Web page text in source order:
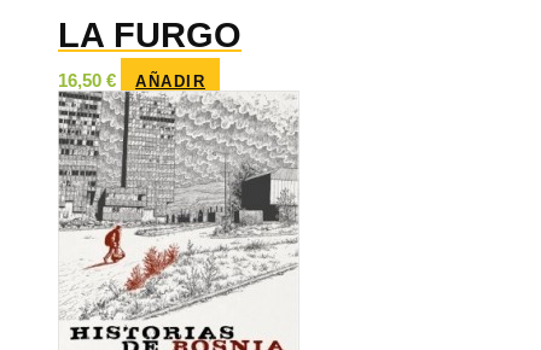
LA FURGO
16,50 € AÑADIR